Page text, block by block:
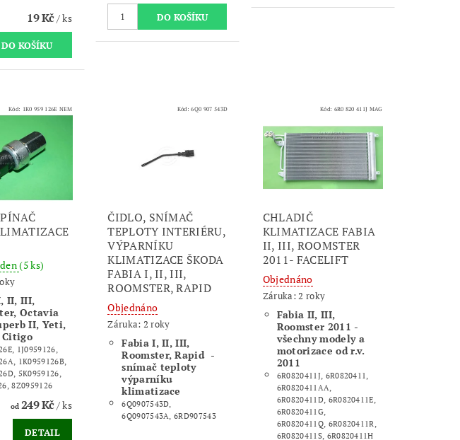
19 Kč/ ks
Kód: 1K0 959 126E NEM
(5 ks)
II, III,
Octavia
II, Yeti,
Citigo
1J0959126,
1K0959126B,
5K0959126,
8Z0959126
od249 Kč/ ks
DETAIL
Kód:6Q0 907 543D
ČIDLO, SNÍMAČ
TEPLOTY INTERIÉRU,
VÝPARNÍKU
KLIMATIZACE ŠKODA
FABIA I, II, III,
ROOMSTER, RAPID
Objednáno
Záruka: 2 roky
Fabia I, II, III,
Roomster, Rapid -
snímač teploty
výparníku
klimatizace
6Q0907543D,
6Q0907543A, 6RD907543
Kód: 6R0 820 411J MAG
CHLADIČ
KLIMATIZACE FABIA
II, III, ROOMSTER
2011- FACELIFT
Objednáno
Záruka: 2 roky
Fabia II, III,
Roomster 2011 -
všechny modely a
motorizace od r.v.
2011
6R0820411J, 6R0820411,
6R0820411AA,
6R0820411D, 6R0820411E,
6R0820411G,
6R0820411Q, 6R0820411R,
6R0820411S, 6R0820411H